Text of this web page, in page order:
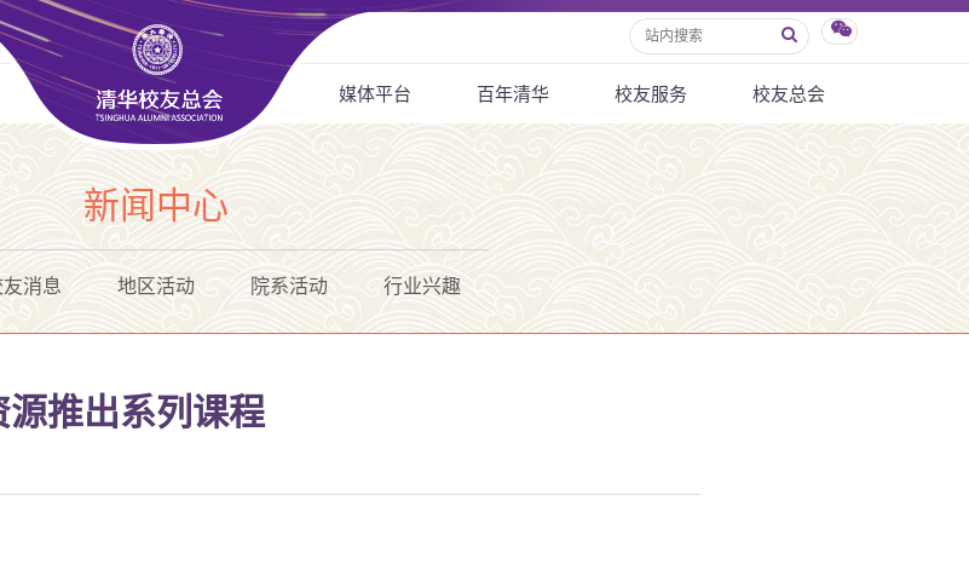
媒体平台 百年清华 校友服务 校友总会
新闻中心
消息 地区活动 院系活动 行业兴趣
推出系列课程